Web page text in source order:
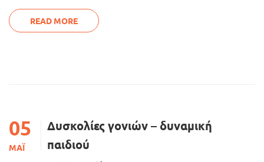
READ MORE
05
ΜΆΙ
Δυσκολίες γονιών – δυναμική
παιδιού